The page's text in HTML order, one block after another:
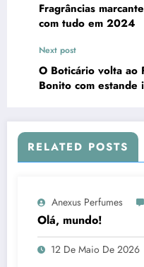
Fragrâncias
com tudo em 2024
Next post
O Boticário volta ao
Bonito com
RELATED POSTS
Anexus Perfumes
Olá, mundo!
12 De Maio De 2026